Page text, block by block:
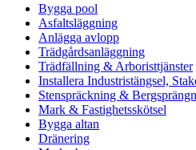
Bygga pool
Asfaltsläggning
Anlägga avlopp
Trädgårdsanläggning
Trädfällning & Arboristtjänster
Installera Industristängsel,
Stenspräckning &
Mark & Fastighetsskötsel
Bygga altan
Dränering